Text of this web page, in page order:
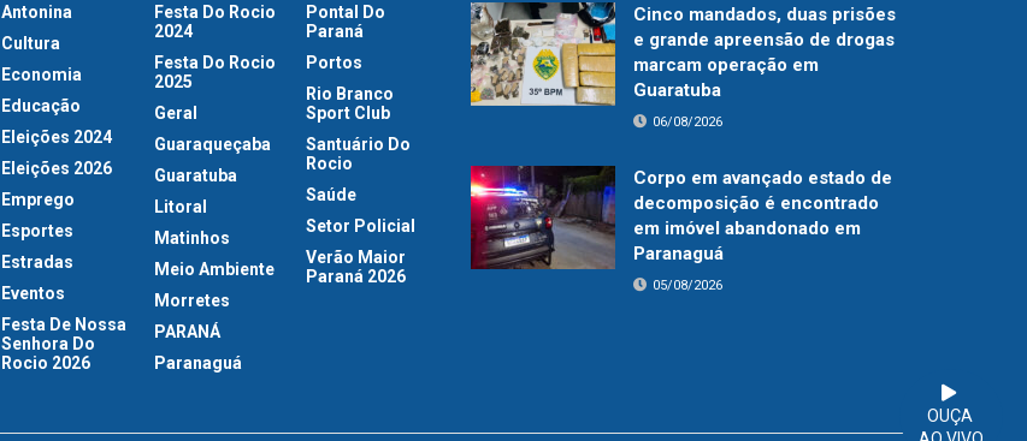
OUÇA
Antonina
Cultura
Economia
Educação
Eleições 2024
Eleições 2026
Emprego
Esportes
Estradas
Eventos
Festa De Nossa
Senhora Do
Rocio 2026
Festa Do Rocio
2024
Festa Do Rocio
2025
Geral
Guaraqueçaba
Guaratuba
Litoral
Matinhos
Meio Ambiente
Morretes
PARANÁ
Paranaguá
Pontal Do
Paraná
Portos
Rio Branco
Sport Club
Santuário Do
Rocio
Saúde
Setor Policial
Verão Maior
Paraná 2026
Cinco mandados, duas prisões
e grande apreensão de drogas
marcam operação em
Guaratuba
06/08/2026
Corpo em avançado estado de
decomposição é encontrado
em imóvel abandonado em
Paranaguá
05/08/2026